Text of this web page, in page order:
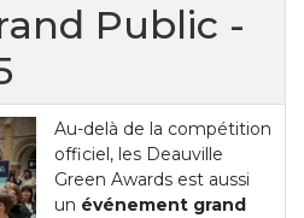
Public -
Au-delà de la compétition
officiel, les Deauville
Green Awards est aussi
un événement grand